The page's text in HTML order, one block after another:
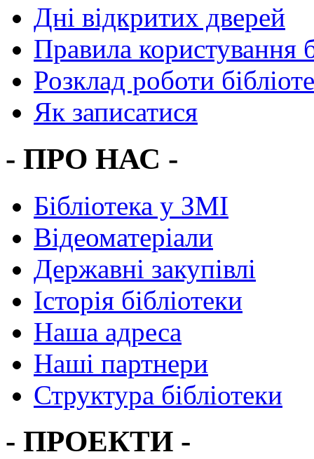
Дні відкритих дверей
Правила користування
Розклад роботи
Як записатися
- ПРО НАС -
Бібліотека у ЗМІ
Відеоматеріали
Державні закупівлі
Історія бібліотеки
Наша адреса
Наші партнери
Структура бібліотеки
- ПРОЕКТИ -